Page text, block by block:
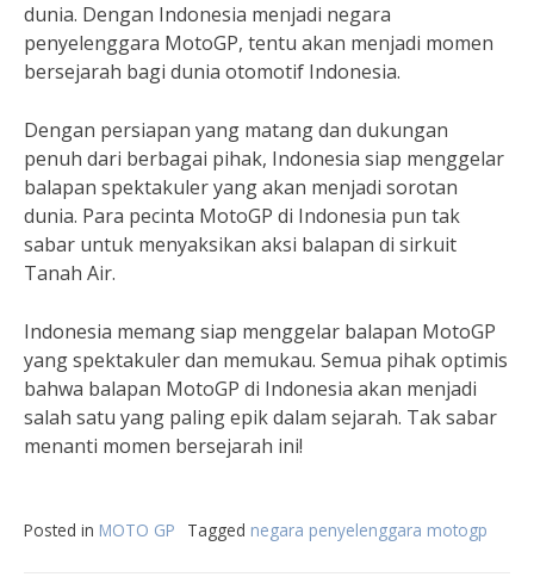
dunia. Dengan Indonesia menjadi negara
penyelenggara MotoGP, tentu akan menjadi momen
bersejarah bagi dunia otomotif Indonesia.
Dengan persiapan yang matang dan dukungan
penuh dari berbagai pihak, Indonesia siap menggelar
balapan spektakuler yang akan menjadi sorotan
dunia. Para pecinta MotoGP di Indonesia pun tak
sabar untuk menyaksikan aksi balapan di sirkuit
Tanah Air.
Indonesia memang siap menggelar balapan MotoGP
yang spektakuler dan memukau. Semua pihak optimis
bahwa balapan MotoGP di Indonesia akan menjadi
salah satu yang paling epik dalam sejarah. Tak sabar
menanti momen bersejarah ini!
Posted in MOTO GP Tagged negara penyelenggara motogp